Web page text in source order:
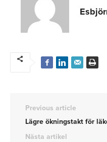
Previous article
Lägre ökningstakt för
Nästa artikel